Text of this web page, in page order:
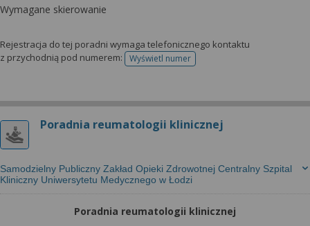
Wymagane skierowanie
Rejestracja do tej poradni wymaga telefonicznego kontaktu
z przychodnią pod numerem:
Wyświetl numertelefonu do rejestracji
Poradnia reumatologii klinicznej
Samodzielny Publiczny Zakład Opieki Zdrowotnej Centralny Szpital
Kliniczny Uniwersytetu Medycznego w Łodzi
Poradnia reumatologii klinicznej